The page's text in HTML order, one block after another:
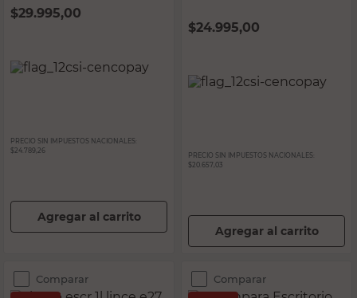
$29.995,00
PRECIO SIN IMPUESTOS NACIONALES:
$24.789,26
Agregar al carrito
$24.995,00
PRECIO SIN IMPUESTOS NACIONALES:
$20.657,03
Agregar al carrito
Comparar Comparar